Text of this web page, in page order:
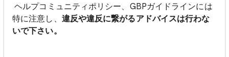
ヘルプコミュニティポリシー、GBPガイドラインには
特に注意し、 違反や違反に繋がるアドバイスは行わな
いで下さい。